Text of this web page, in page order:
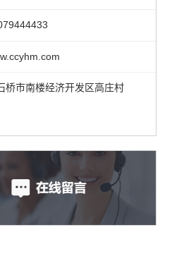
桥市南楼经济开发区高庄村